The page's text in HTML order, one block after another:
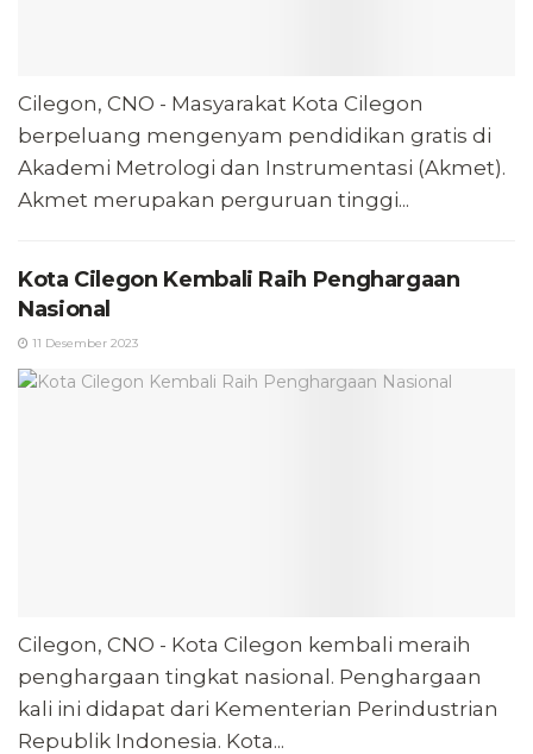
Cilegon, CNO - Masyarakat Kota Cilegon
berpeluang mengenyam pendidikan gratis di
Akademi Metrologi dan Instrumentasi (Akmet).
Akmet merupakan perguruan tinggi...
Kota Cilegon Kembali Raih Penghargaan
Nasional
11 Desember 2023
Cilegon, CNO - Kota Cilegon kembali meraih
penghargaan tingkat nasional. Penghargaan
kali ini didapat dari Kementerian Perindustrian
Republik Indonesia. Kota...